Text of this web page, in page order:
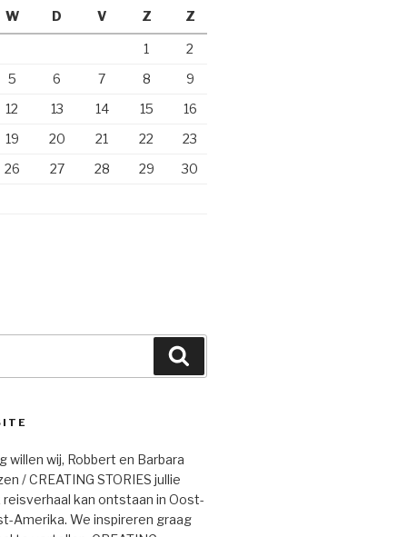
W D V Z Z
1
2
5 6 7 8
9
12 13 14 15
16
19 20 21 22
23
26 27 28 29
30
willen wij, Robbert en Barbara
/ CREATING STORIES jullie
reisverhaal kan ontstaan in Oost-
Amerika. We inspireren graag